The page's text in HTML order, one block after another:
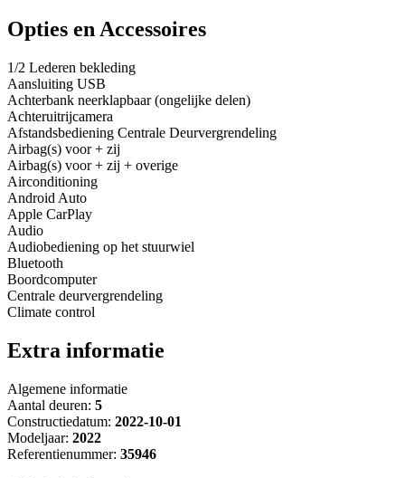
Opties en Accessoires
1/2 Lederen bekleding
Aansluiting USB
Achterbank neerklapbaar (ongelijke delen)
Achteruitrijcamera
Afstandsbediening Centrale Deurvergrendeling
Airbag(s) voor + zij
Airbag(s) voor + zij + overige
Airconditioning
Android Auto
Apple CarPlay
Audio
Audiobediening op het stuurwiel
Bluetooth
Boordcomputer
Centrale deurvergrendeling
Climate control
Extra informatie
Algemene informatie
Aantal deuren: 5
Constructiedatum: 2022-10-01
Modeljaar: 2022
Referentienummer: 35946